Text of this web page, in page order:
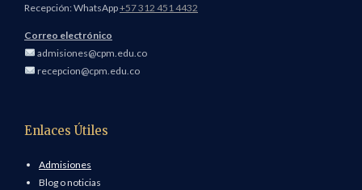
Recepción: WhatsApp+57 312 451 4432
Correo electrónico
admisiones@cpm.edu.co
recepcion@cpm.edu.co
Enlaces Útiles
Admisiones
Blog o noticias